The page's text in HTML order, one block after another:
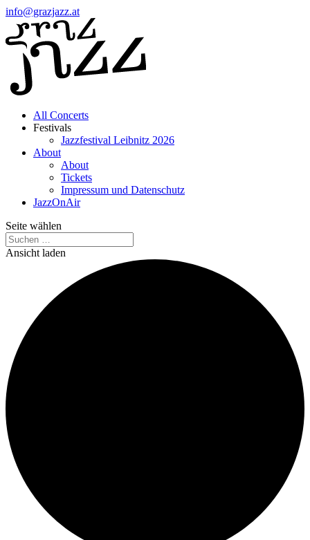
info@grazjazz.at
All Concerts
Festivals
Jazzfestival Leibnitz 2026
About
About
Tickets
Impressum und Datenschutz
JazzOnAir
Seite wählen
Ansicht laden